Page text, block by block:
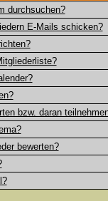
durchsuchen?
E-Mails schicken?
bzw. daran
bewerten?